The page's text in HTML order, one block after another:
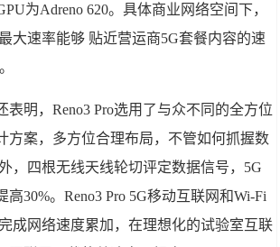
为Adreno 620。具体商业网络空间下，
大速率能够 贴近营运商5G套餐内容的速
表明，Reno3 Pro选用了与众不同的全方位
方案，多方位合理布局，不管如何抓握数
，四根无线天线轮切评定数据信号，5G
30%。Reno3 Pro 5G移动互联网和Wi-Fi
成网络速度累加，在理想化的试验室互联